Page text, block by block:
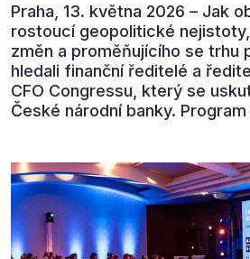
Praha, 13. května 2026 – Jak
rostoucí geopolitické
změn a proměňujícího se trhu
hledali finanční ředitelé a
CFO Congressu, který se
České národní banky.
automatizaci, leadership i